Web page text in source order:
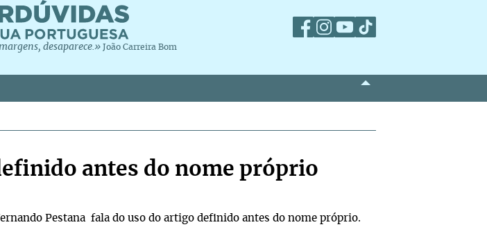
desaparece.» João Carreira Bom
antes do nome próprio
Pestana fala do uso do artigo definido antes do nome próprio.